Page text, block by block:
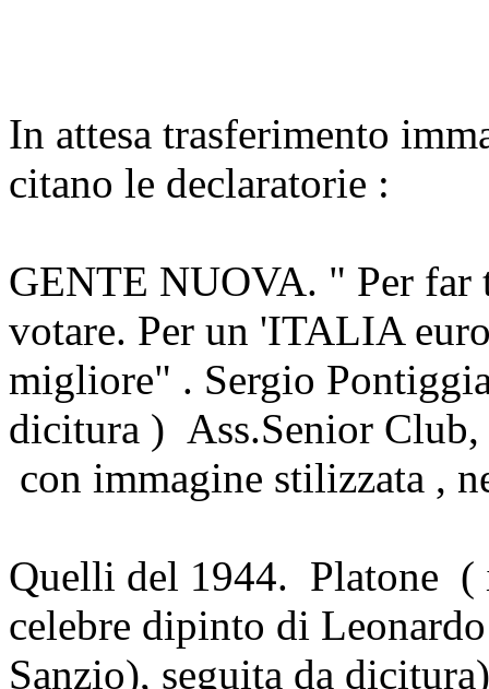
In attesa trasferimento
citano le declaratorie :
GENTE NUOVA. " Per
votare. Per un 'ITALIA
migliore" . Sergio
dicitura ) Ass.Senior
con immagine stilizzata ,
Quelli del 1944. Platone (
celebre dipinto di
Sanzio), seguita da